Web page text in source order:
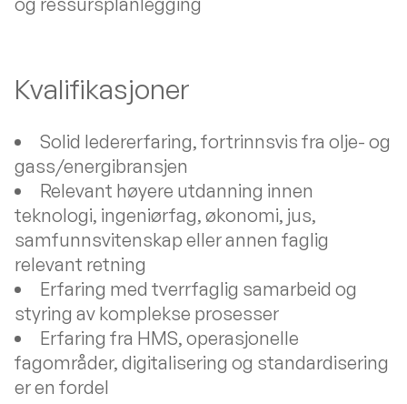
Kvalifikasjoner
Solid ledererfaring, fortrinnsvis fra olje- og
gass/energibransjen
Relevant høyere utdanning innen
teknologi, ingeniørfag, økonomi, jus,
samfunnsvitenskap eller annen faglig
relevant retning
Erfaring med tverrfaglig samarbeid og
styring av komplekse prosesser
Erfaring fra HMS, operasjonelle
fagområder, digitalisering og standardisering
er en fordel